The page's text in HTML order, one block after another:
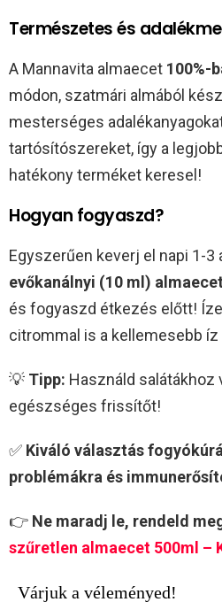
Természetes és
A Mannavita almaecet 100%-
módon, szatmári almából
mesterséges
tartósítószereket, így a
hatékony terméket keresel!
Hogyan fogyaszd?
Egyszerűen keverj el napi 1-3
evőkanálnyi (10 ml)
és fogyaszd étkezés előtt!
citrommal is a kellemesebb íz
💡 Tipp: Használd salátákhoz
egészséges frissítőt!
✅ Kiváló választás
problémákra és
👉 Ne maradj le, rendeld
szűretlen almaecet 500ml –
Várjuk a véleményed!